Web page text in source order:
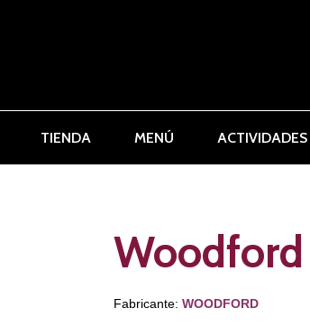
TIENDA MENÚ ACTIVIDADES
Fabricante: WOODFORD